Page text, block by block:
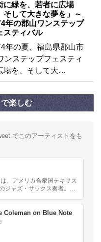
に緑を、若者に広場
そして大きな夢を」～
年の郡山ワンステップ
スティバル
年の夏、福島県郡山市
ンステップフェスティ
場を、そして大…
楽しむ
でこのアーティストをも
、アメリカ合衆国テキサス
ジャズ・サックス奏者。ア
者である。
Coleman on Blue Note